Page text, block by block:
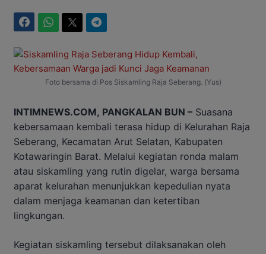
Foto bersama di Pos Siskamling Raja Seberang. (Yus)
INTIMNEWS.COM, PANGKALAN BUN – Suasana
kebersamaan kembali terasa hidup di Kelurahan Raja
Seberang, Kecamatan Arut Selatan, Kabupaten
Kotawaringin Barat. Melalui kegiatan ronda malam
atau siskamling yang rutin digelar, warga bersama
aparat kelurahan menunjukkan kepedulian nyata
dalam menjaga keamanan dan ketertiban
lingkungan.
Kegiatan siskamling tersebut dilaksanakan oleh